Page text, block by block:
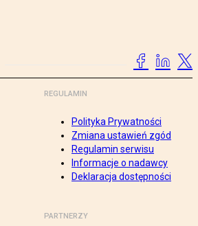
REGULAMIN
Polityka Prywatności
Zmiana ustawień zgód
Regulamin serwisu
Informacje o nadawcy
Deklaracja dostępności
PARTNERZY